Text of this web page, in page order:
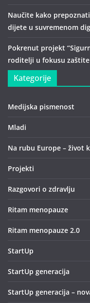
Naučite kako
dijete u suvremenom
Pokrenut projekt
roditelji u fokusu
Kategorije
Medijska pismenost
Mladi
Na rubu Europe – život
Projekti
Razgovori o zdravlju
Ritam menopauze
Ritam menopauze 2.0
StartUp
StartUp generacija
StartUp generacija –